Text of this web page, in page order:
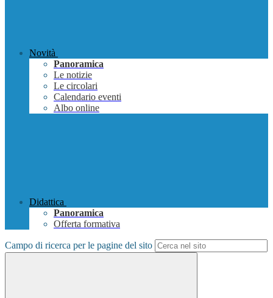
Novità
Panoramica
Le notizie
Le circolari
Calendario eventi
Albo online
Didattica
Panoramica
Offerta formativa
Campo di ricerca per le pagine del sito